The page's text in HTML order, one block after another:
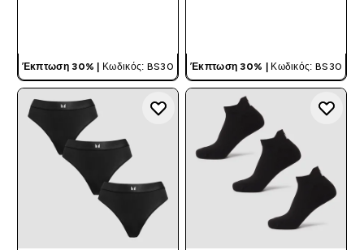
Έκπτωση 30% | Κωδικός: BS30 Έκπτωση 30% | Κωδικός: BS30